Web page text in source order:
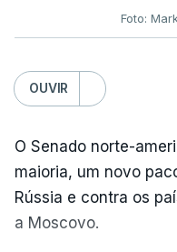
Foto:
OUVIR
O Senado norte-
maioria, um novo
Rússia e contra os
a Moscovo.